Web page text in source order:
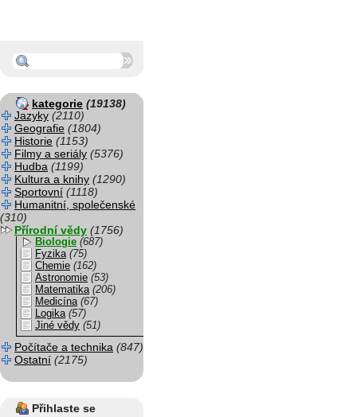
kategorie (19138)
Jazyky (2110)
Geografie (1804)
Historie (1153)
Filmy a seriály (5376)
Hudba (1199)
Kultura a knihy (1290)
Sportovní (1118)
Humanitní, společenské
(310)
Přírodní vědy (1756)
Biologie (687)
Fyzika (75)
Chemie (162)
Astronomie (53)
Matematika (206)
Medicína (67)
Logika (57)
Jiné vědy (51)
Počítače a technika (847)
Ostatní (2175)
Přihlaste se